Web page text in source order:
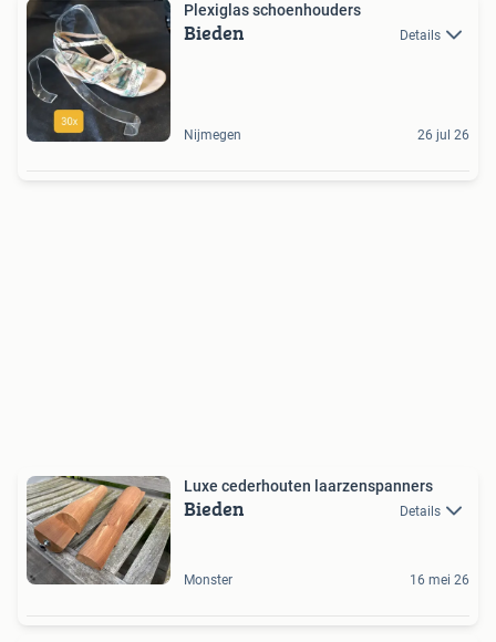
Plexiglas schoenhouders
Bieden Details
Nijmegen 26 jul 26
Luxe cederhouten laarzenspanners
Bieden Details
Monster 16 mei 26